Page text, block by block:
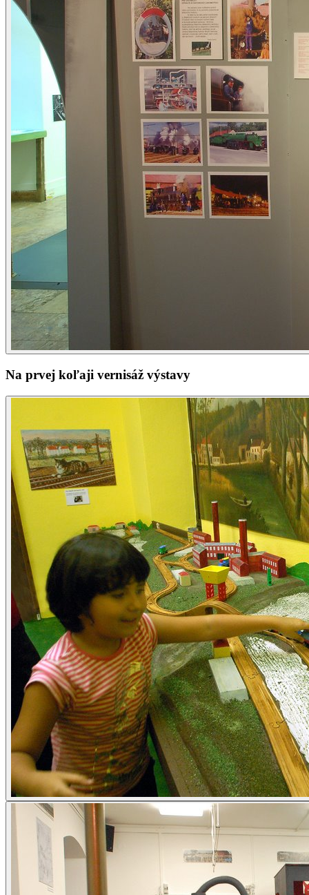
Na prvej koľaji vernisáž výstavy